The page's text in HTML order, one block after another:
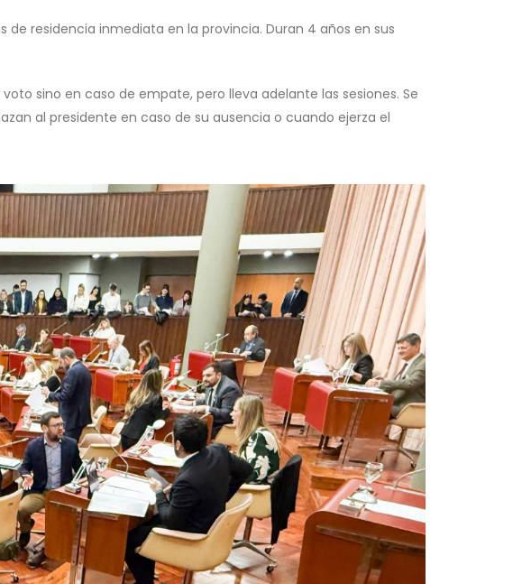
residencia inmediata en la provincia. Duran 4 años en sus
sino en caso de empate, pero lleva adelante las sesiones. Se
al presidente en caso de su ausencia o cuando ejerza el